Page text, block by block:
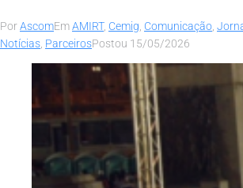
PorAscomEmAMIRT, Cemig, Comunicação,
Notícias, ParceirosPostou 15/05/2026